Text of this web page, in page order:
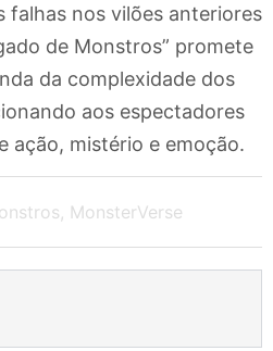
falhas nos vilões anteriores
de Monstros” promete
da complexidade dos
aos espectadores
ação, mistério e emoção.
, MonsterVerse